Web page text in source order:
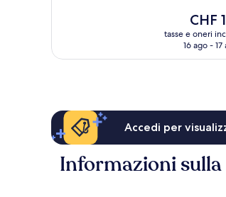
Il
prezzo
attuale
CHF
tasse e oneri
16 ago - 17
Accedi per
Informazioni sulla